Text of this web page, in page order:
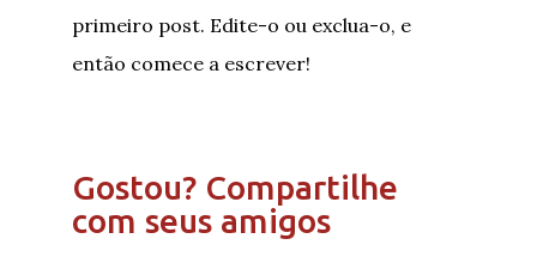
primeiro post. Edite-o ou exclua-o, e
então comece a escrever!
Gostou? Compartilhe
com seus amigos